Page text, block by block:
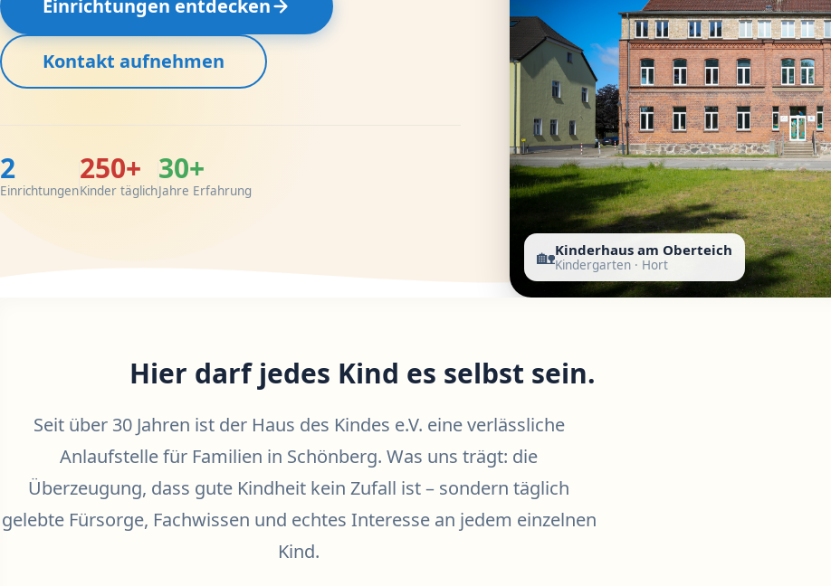
Einrichtungen entdecken
Kontakt aufnehmen
2
Einrichtungen
250+
Kinder täglich
30+
Jahre Erfahrung
🏡Kinderhaus am Oberteich
Kindergarten · Hort
Hier darf jedes Kind es selbst sein.
Seit über 30 Jahren ist der Haus des Kindes e.V. eine verlässliche
Anlaufstelle für Familien in Schönberg. Was uns trägt: die
Überzeugung, dass gute Kindheit kein Zufall ist – sondern täglich
gelebte Fürsorge, Fachwissen und echtes Interesse an jedem einzelnen
Kind.